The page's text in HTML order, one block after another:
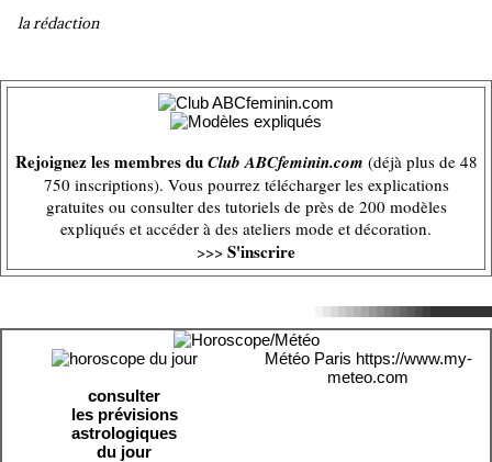
la rédaction
Rejoignez les membres duClub ABCfeminin.com (déjà plus de 48
750 inscriptions). Vous pourrez télécharger les explications
gratuites ou consulter des tutoriels de près de 200 modèles
expliqués et accéder à des ateliers mode et décoration.
>>> S'inscrire
consulter
les prévisions
astrologiques
du jour
Météo Paris https://www.my-
meteo.com